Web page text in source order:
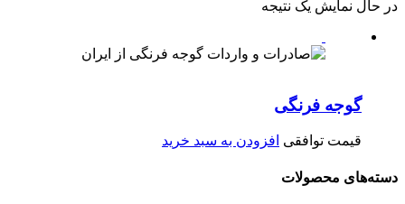
در حال نمایش یک نتیجه
گوجه فرنگی
قیمت توافقی افزودن به سبد خرید
دسته‌های محصولات